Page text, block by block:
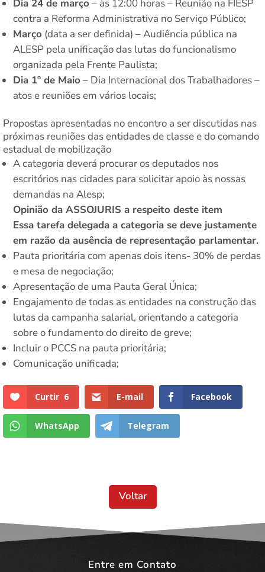
Dia 24 de março – às 12:00 horas – Reunião na FIESP
contra a Reforma Administrativa no Serviço Público;
Março (data a ser definida) – Audiência pública na
ALESP pela unificação das lutas do funcionalismo
organizada pela Frente Paulista;
Dia 1º de Maio – Dia Internacional dos Trabalhadores –
atos e reuniões em vários locais;
Propostas apresentadas no encontro a ser discutidas nas
próximas reuniões das entidades de classe e do comando
estadual de mobilização
A categoria deverá procurar os deputados nos
escritórios nas cidades para solicitar apoio às nossas
demandas na Alesp;
Opinião da ASSOJURIS a respeito deste item
Essa tarefa delegada a categoria se deve justamente
em razão da ausência de representação parlamentar.
Pauta prioritária com apenas dois itens- 30% de perdas
e mesa de negociação;
⁠Apresentação de uma Pauta Geral Única;
⁠Engajamento de todas as entidades na construção das
lutas da campanha salarial, orientando a categoria
sobre o fundamento do direito de greve;
⁠Incluir o PCCS na pauta prioritária;
⁠Comunicação unificada;
Curtir 6 E-mail Facebook
WhatsApp Telegram
Voltar
Entre em Contato